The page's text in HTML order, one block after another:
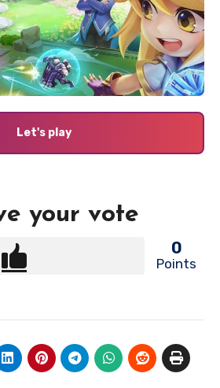
Let's play
your vote
0
Points